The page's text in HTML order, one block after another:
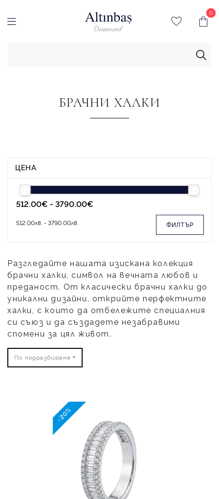
0
0
БРАЧНИ ХАЛКИ
ЦЕНА
ФИЛТЪР
Разгледайте нашата изискана колекция
брачни халки, символ на вечната любов и
преданост. От класически брачни халки до
уникални дизайни, открийте перфектните
халки, с които да отбележите специалния
си съюз и да създадете незабравими
спомени за цял живот.
По подразбиране
-20%